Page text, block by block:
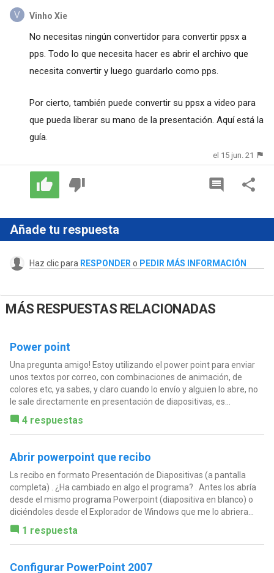
Vinho Xie
No necesitas ningún convertidor para convertir ppsx a
pps. Todo lo que necesita hacer es abrir el archivo que
necesita convertir y luego guardarlo como pps.
Por cierto, también puede convertir su ppsx a video para
que pueda liberar su mano de la presentación. Aquí está la
guía.
el 15 jun. 21
Añade tu respuesta
Haz clic para RESPONDER o PEDIR MÁS INFORMACIÓN
MÁS RESPUESTAS RELACIONADAS
Power point
Una pregunta amigo! Estoy utilizando el power point para enviar
unos textos por correo, con combinaciones de animación, de
colores etc, ya sabes, y claro cuando lo envío y alguien lo abre, no
le sale directamente en presentación de diapositivas, es...
4 respuestas
Abrir powerpoint que recibo
Ls recibo en formato Presentación de Diapositivas (a pantalla
completa) . ¿Ha cambiado en algo el programa? . Antes los abría
desde el mismo programa Powerpoint (diapositiva en blanco) o
diciéndoles desde el Explorador de Windows que me lo abriera...
1 respuesta
Configurar PowerPoint 2007